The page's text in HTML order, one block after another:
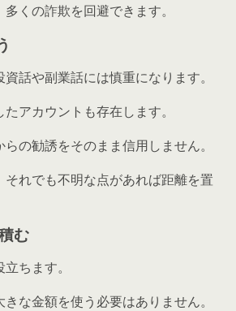
くの詐欺を回避できます。
話や副業話には慎重になります。
アカウントも存在します。
の勧誘をそのまま信用しません。
それでも不明な点があれば距離を置
む
ちます。
な金額を使う必要はありません。